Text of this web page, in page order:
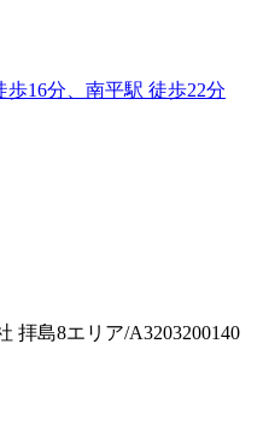
16分、南平駅 徒歩22分
拝島8エリア/A3203200140